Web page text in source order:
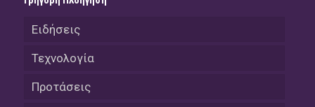
Ειδήσεις
Τεχνολογία
Προτάσεις